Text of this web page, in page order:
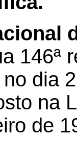
146ª
dia
na
de